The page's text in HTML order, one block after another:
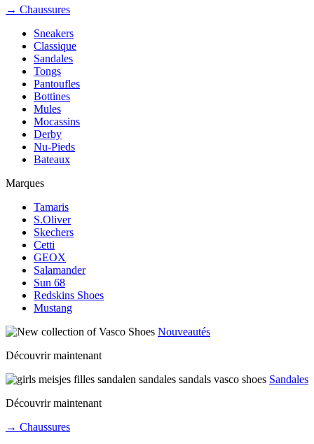
→ Chaussures
Sneakers
Classique
Sandales
Tongs
Pantoufles
Bottines
Mules
Mocassins
Derby
Nu-Pieds
Bateaux
Marques
Tamaris
S.Oliver
Skechers
Cetti
GEOX
Salamander
Sun 68
Redskins Shoes
Mustang
Nouveautés
Découvrir maintenant
Sandales
Découvrir maintenant
→ Chaussures